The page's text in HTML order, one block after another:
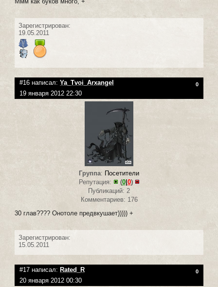
Зарегистрирован:
19.05.2011
#16 написал: Ya_Tvoi_Arxangel 0
19 января 2012 22:30
Группа: Посетители
Репутация:
(0| 0)
Публикаций: 2
Комментариев: 176
30 глав???? Онотоле предвкушает))))) +
Зарегистрирован:
15.05.2011
#17 написал: Rated_R 0
20 января 2012 00:30